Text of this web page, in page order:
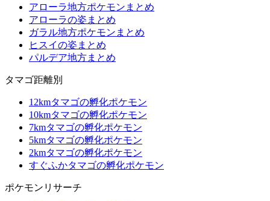
アローラ地方ポケモンまとめ
アローラの姿まとめ
ガラル地方ポケモンまとめ
ヒスイの姿まとめ
パルデア地方まとめ
タマゴ距離別
12kmタマゴの孵化ポケモン
10kmタマゴの孵化ポケモン
7kmタマゴの孵化ポケモン
5kmタマゴの孵化ポケモン
2kmタマゴの孵化ポケモン
すぐふかタマゴの孵化ポケモン
ポケモンリサーチ